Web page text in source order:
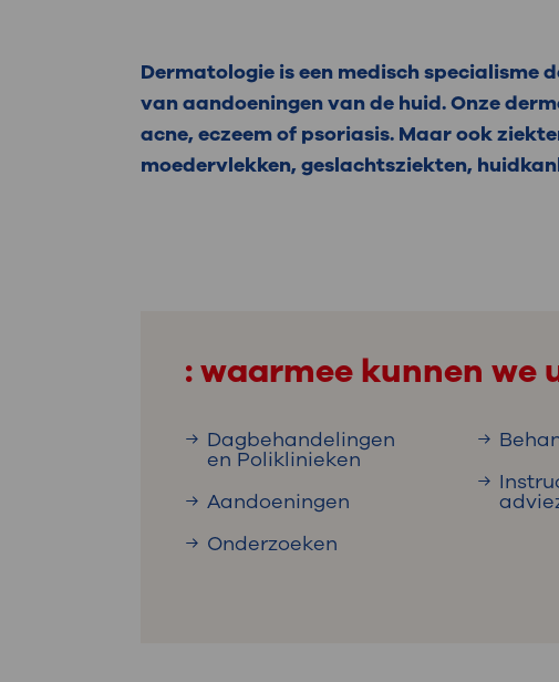
Dermatologie is een medisch specialisme
van aandoeningen van de huid. Onze
acne, eczeem of psoriasis. Maar ook
moedervlekken, geslachtsziekten,
: waarmee kunnen we
Dagbehandelingen
en Poliklinieken
Aandoeningen
Onderzoeken